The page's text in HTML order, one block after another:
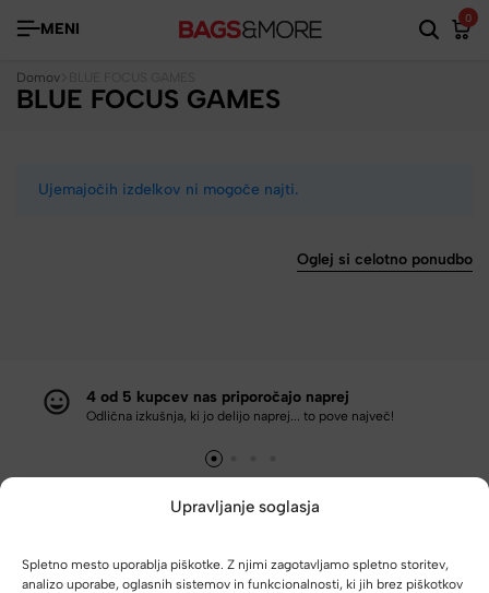
Upravljanje soglasja
Spletno mesto uporablja piškotke. Z njimi zagotavljamo spletno storitev,
analizo uporabe, oglasnih sistemov in funkcionalnosti, ki jih brez piškotkov
MENI
0
BLUE FOCUS GAMES
Domov
Ujemajočih izdelkov ni mogoče najti.
Oglej si celotno ponudbo
4 od 5 kupcev nas priporočajo naprej
Odlična izkušnja, ki jo delijo naprej... to pove največ!